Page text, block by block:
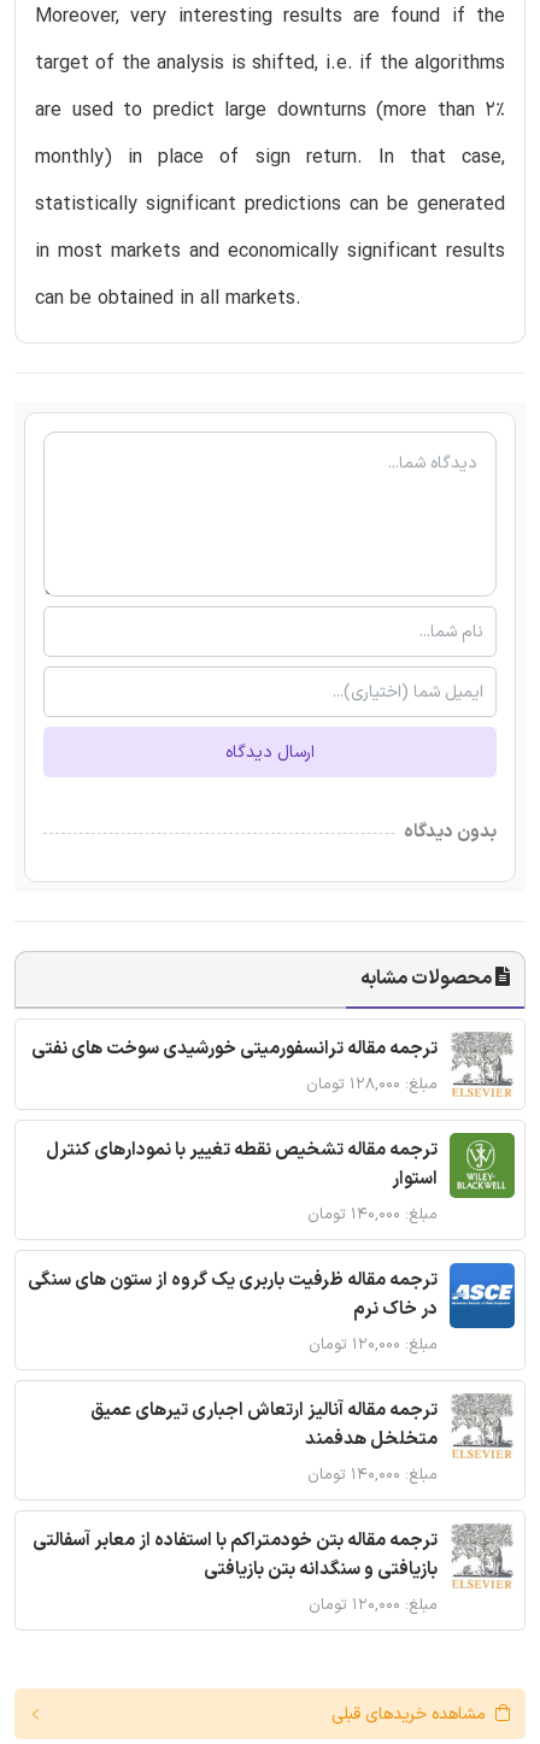
Moreover, very interesting results are found if the
target of the analysis is shifted, i.e. if the algorithms
are used to predict large downturns (more than 2%
monthly) in place of sign return. In that case,
statistically significant predictions can be generated
in most markets and economically significant results
can be obtained in all markets.
ارسال دیدگاه
بدون دیدگاه
محصولات مشابه
ترجمه مقاله ترانسفورمیتی خورشیدی سوخت های نفتی
مبلغ: ۱۲۸,۰۰۰ تومان
ترجمه مقاله تشخیص نقطه تغییر با نمودارهای کنترل
استوار
مبلغ: ۱۴۰,۰۰۰ تومان
ترجمه مقاله ظرفیت باربری یک گروه از ستون های سنگی
در خاک نرم
مبلغ: ۱۲۰,۰۰۰ تومان
ترجمه مقاله آنالیز ارتعاش اجباری تیرهای عمیق
متخلخل هدفمند
مبلغ: ۱۴۰,۰۰۰ تومان
ترجمه مقاله بتن خودمتراکم با استفاده از معابر آسفالتی
بازیافتی و سنگدانه بتن بازیافتی
مبلغ: ۱۲۰,۰۰۰ تومان
مشاهده خریدهای قبلی